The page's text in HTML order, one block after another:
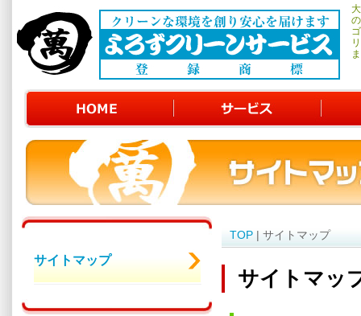
サイトマップ
TOP | サイトマップ
サイトマッ